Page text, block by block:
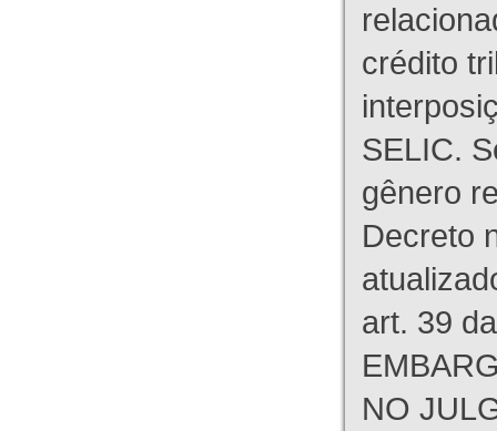
crédito
SELIC.
gênero
Decreto
art. 39
NO